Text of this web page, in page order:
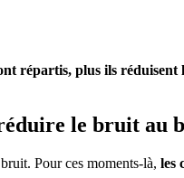
répartis, plus ils réduisent
le bruit au
Pour ces moments-là, les